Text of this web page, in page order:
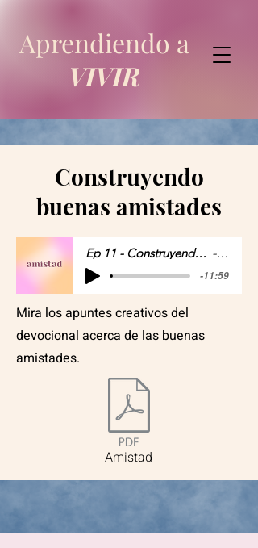
Aprendiendo a
VIVIR
Construyendo
buenas amistades
Ep 11 - Construyendo buenas amistades Mari
-11:59
Mira los apuntes creativos del
devocional acerca de las buenas
amistades.
Amistad